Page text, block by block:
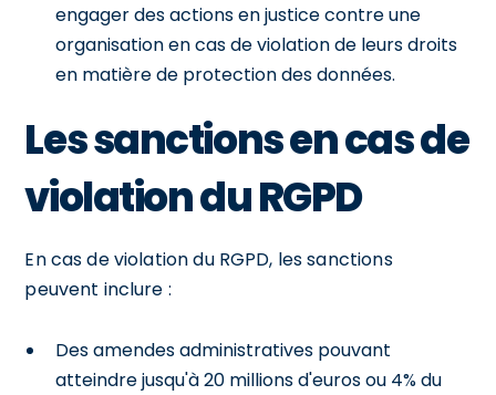
engager des actions en justice contre une
organisation en cas de violation de leurs droits
en matière de protection des données.
Les sanctions en cas de
violation du RGPD
En cas de violation du RGPD, les sanctions
peuvent inclure :
Des amendes administratives pouvant
atteindre jusqu'à 20 millions d'euros ou 4% du